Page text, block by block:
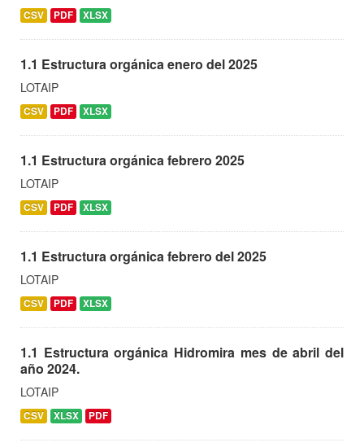
CSV PDF XLSX
1.1 Estructura orgánica enero del 2025
LOTAIP
CSV PDF XLSX
1.1 Estructura orgánica febrero 2025
LOTAIP
CSV PDF XLSX
1.1 Estructura orgánica febrero del 2025
LOTAIP
CSV PDF XLSX
1.1 Estructura orgánica Hidromira mes de abril del
año 2024.
LOTAIP
CSV XLSX PDF